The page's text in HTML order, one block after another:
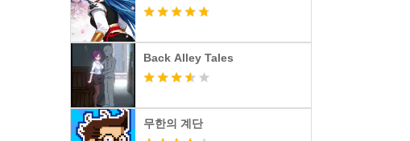
Back Alley Tales
무한의 계단